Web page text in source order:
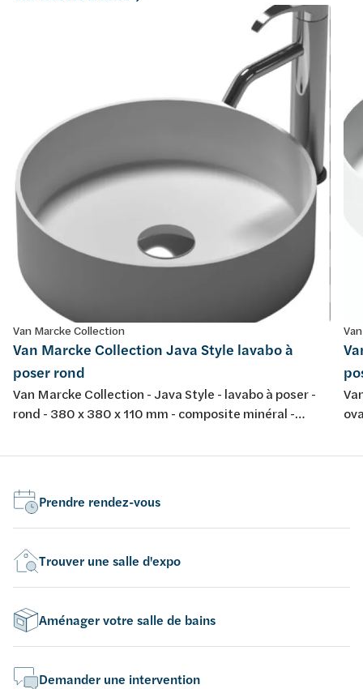
Van Marcke Collection
Van Marcke Collection Java Style lavabo à
poser rond
Van Marcke Collection - Java Style - lavabo à poser -
rond - 380 x 380 x 110 mm - composite minéral -
Prendre rendez-vous
Trouver une salle d'expo
Aménager votre salle de bains
Demander une intervention